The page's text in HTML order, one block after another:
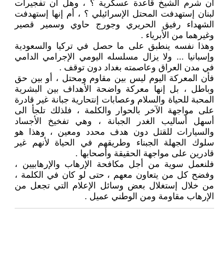
أن شرم الشيخ قاعدة عسكرية ؟ ، وهل أن تفجيرات
لبنان إستهدفت المحتل الإسرائيلي ؟ ، أم إنها إستهدفت
الشهداء رفيق الحريري وجورج حاوي وسمير قصير
وغيرهما من الأبرياء .
وهذا نفسه ينطبق على ما حصل في تركيا والسعودية
وإسبانيا ... ولا يزال مسلسله اليومي الإجرامي الدامي
في مدن العراق وعاصمته بغداد دون توقف .
فأن المعركة اليوم ليس بين مقاوم ومحتل ، أو بين حق
وباطل ، بل إنها معركة واضحة الأهداف بين البشرية
المحبة للحياة والسلام وعصابات إنتحارية جبانة غير قادرة
على مواجهة الآخر بالحوار والكلمة ، فلذلك تلجأ الى
أسهل أساليب الغدر الجبانة ، وهي تفخيخ الأجساد
والسيارات للقتل دون هدف محدد ومعين ، وهذا هو
سلوك الجهلة الجبناء وطريقهم في الحياة لأنهم غير
قادرين على مواجهة الحقيقة وأصحابها .
فلنعمل سوية من أجل مكافحة الإرهاب والإرهابيين ،
وفضح كل من يتعاون معهم ، حتى لو كان في الكلمة ،
من خلال إستغلال بعض وسائل الإعلام التي تجعل من
الإرهاب مقاومة ومن الوطني عميل .